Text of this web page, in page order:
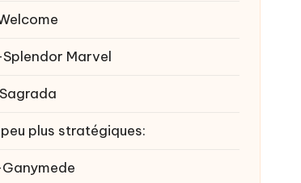
Marvel
plus stratégiques: